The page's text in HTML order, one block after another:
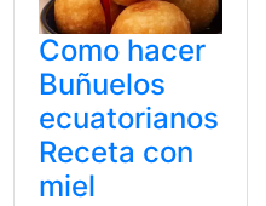
Como hacer
Buñuelos
ecuatorianos
Receta con
miel